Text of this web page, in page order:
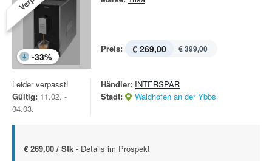
-33%
Preis: € 269,00 € 399,00
Leider verpasst!
Gültig: 11.02. -
04.03.
Händler: INTERSPAR
Stadt:
Waidhofen an der Ybbs
€ 269,00 / Stk - Details im Prospekt